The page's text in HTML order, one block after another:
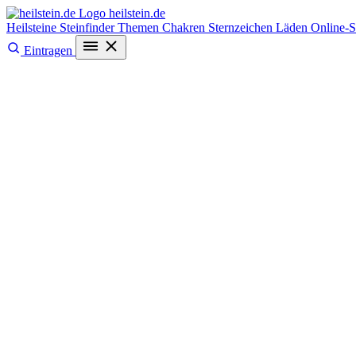
heilstein.de
Heilsteine SteinfinderThemen Chakren Sternzeichen Läden Online-
Eintragen